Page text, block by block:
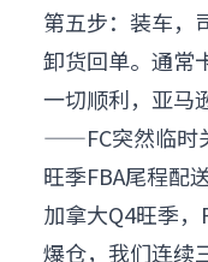
第五步：装车，
卸货回单。通常
一切顺利，亚马
——FC突然临时
旺季FBA尾程配
加拿大Q4旺季，
爆仓，我们连续